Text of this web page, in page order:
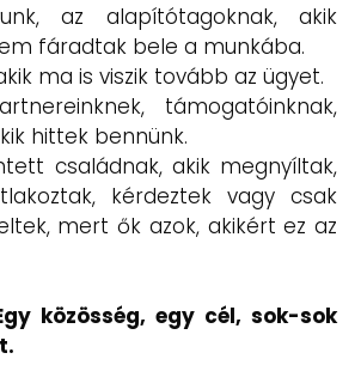
az alapítótagoknak, akik
fáradtak bele a munkába.
ma is viszik tovább az ügyet.
támogatóinknak,
hittek bennünk.
családnak, akik megnyíltak,
kérdeztek vagy csak
mert ők azok, akikért ez az
közösség, egy cél, sok-sok